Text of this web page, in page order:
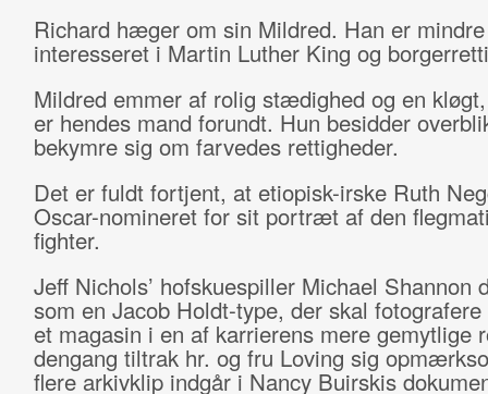
Richard hæger om sin Mildred. Han er mindre
interesseret i Martin Luther King og
Mildred emmer af rolig stædighed og en
er hendes mand forundt. Hun besidder
bekymre sig om farvedes rettigheder.
Det er fuldt fortjent, at etiopisk-irske Ruth
Oscar-nomineret for sit portræt af den
fighter.
Jeff Nichols’ hofskuespiller Michael Shannon
som en Jacob Holdt-type, der skal
et magasin i en af karrierens mere gemytlige
dengang tiltrak hr. og fru Loving sig
flere arkivklip indgår i Nancy Buirskis